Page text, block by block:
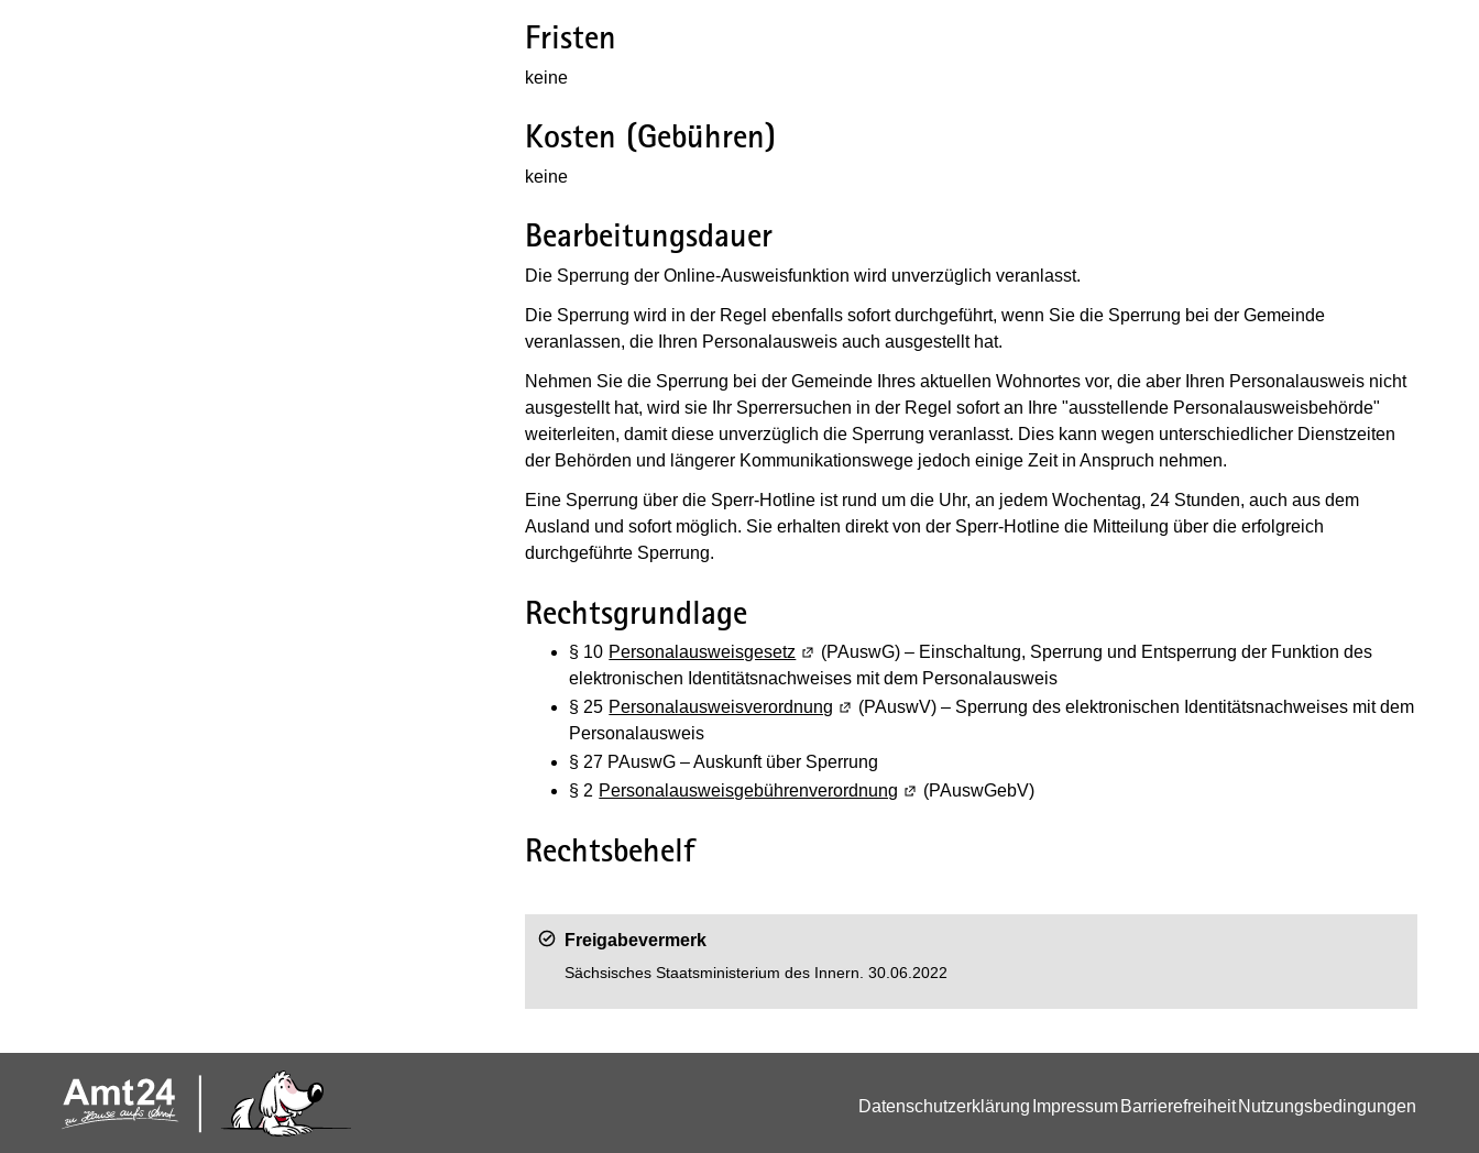
Fristen
keine
Kosten (Gebühren)
keine
Bearbeitungsdauer
Die Sperrung der Online-Ausweisfunktion wird unverzüglich veranlasst.
Die Sperrung wird in der Regel ebenfalls sofort durchgeführt, wenn Sie die Sperrung bei der Gemeinde
veranlassen, die Ihren Personalausweis auch ausgestellt hat.
Nehmen Sie die Sperrung bei der Gemeinde Ihres aktuellen Wohnortes vor, die aber Ihren Personalausweis nicht
ausgestellt hat, wird sie Ihr Sperrersuchen in der Regel sofort an Ihre "ausstellende Personalausweisbehörde"
weiterleiten, damit diese unverzüglich die Sperrung veranlasst. Dies kann wegen unterschiedlicher Dienstzeiten
der Behörden und längerer Kommunikationswege jedoch einige Zeit in Anspruch nehmen.
Eine Sperrung über die Sperr-Hotline ist rund um die Uhr, an jedem Wochentag, 24 Stunden, auch aus dem
Ausland und sofort möglich. Sie erhalten direkt von der Sperr-Hotline die Mitteilung über die erfolgreich
durchgeführte Sperrung.
Rechtsgrundlage
§ 10 Personalausweisgesetz (Wird in einem neuen Fenster geöffnet)
(PAuswG) – Einschaltung, Sperrung und Entsperrung der Funktion des
elektronischen Identitätsnachweises mit dem Personalausweis
§ 25 Personalausweisverordnung (Wird in einem neuen Fenster geöffnet)
(PAuswV) – Sperrung des elektronischen Identitätsnachweises mit dem
Personalausweis
§ 27 PAuswG – Auskunft über Sperrung
§ 2 Personalausweisgebührenverordnung (Wird in einem neuen Fenster geöffnet)
(PAuswGebV)
Rechtsbehelf
Freigabevermerk
Sächsisches Staatsministerium des Innern. 30.06.2022
Datenschutzerklärung Impressum Barrierefreiheit Nutzungsbedingungen